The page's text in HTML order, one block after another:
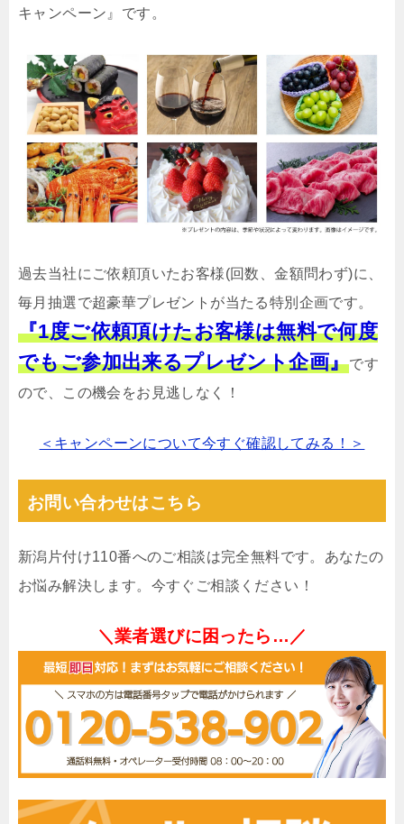
キャンペーン』です。
過去当社にご依頼頂いたお客様(回数、金額問わず)に、
毎月抽選で超豪華プレゼントが当たる特別企画です。
『1度ご依頼頂けたお客様は無料で何度
でもご参加出来るプレゼント企画』です
ので、この機会をお見逃しなく！
＜キャンペーンについて今すぐ確認してみる！＞
お問い合わせはこちら
新潟片付け110番へのご相談は完全無料です。あなたの
お悩み解決します。今すぐご相談ください！
＼業者選びに困ったら…／